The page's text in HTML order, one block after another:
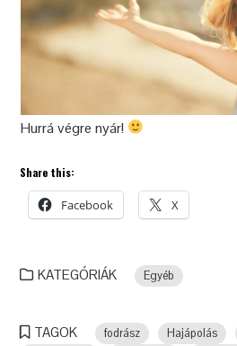
Hurrá végre nyár!
Share this:
Facebook X
KATEGÓRIÁK Egyéb
TAGOK fodrász Hajápolás